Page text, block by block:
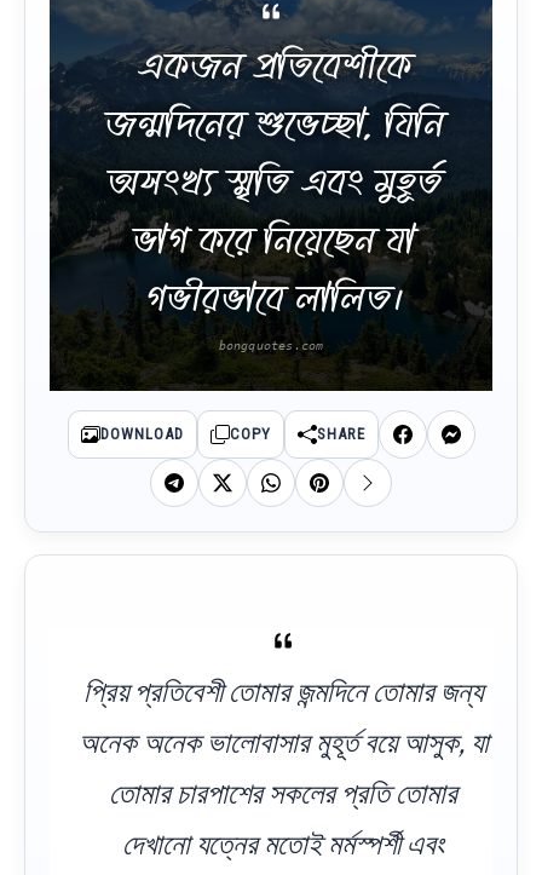
একজন প্রতিবেশীকে
জন্মদিনের শুভেচ্ছা, যিনি
অসংখ্য স্মৃতি এবং মুহূর্ত
ভাগ করে নিয়েছেন যা
গভীরভাবে লালিত।
DOWNLOAD COPY SHARE
প্রিয় প্রতিবেশী তোমার জন্মদিনে তোমার জন্য
অনেক অনেক ভালোবাসার মুহূর্ত বয়ে আসুক, যা
তোমার চারপাশের সকলের প্রতি তোমার
দেখানো যত্নের মতোই মর্মস্পর্শী এবং